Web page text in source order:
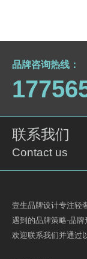
品牌咨询热线：
联系我们
Contact us
壹生品牌设计专注轻
遇到的品牌策略-品牌
欢迎联系我们并通过